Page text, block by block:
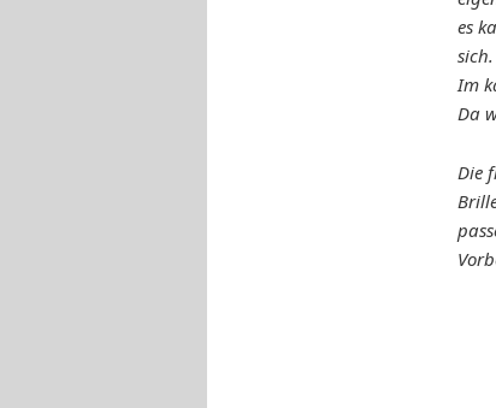
es
sich.
Im
Da
Die